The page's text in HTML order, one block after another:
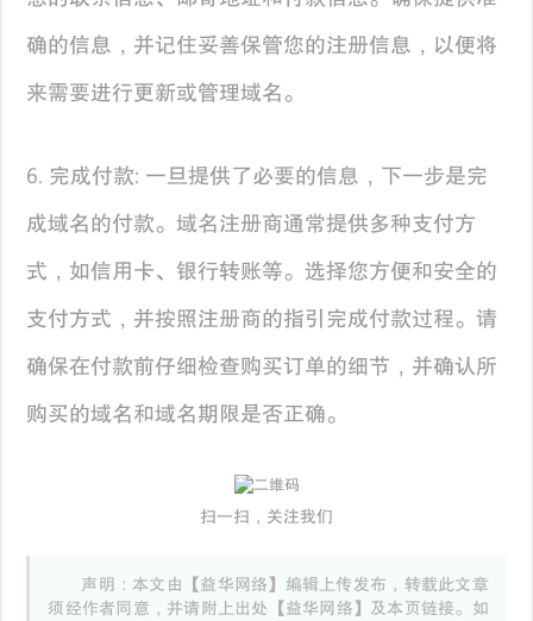
确的信息，并记住妥善保管您的注册信息，以便将
来需要进行更新或管理域名。
6. 完成付款: 一旦提供了必要的信息，下一步是完
成域名的付款。域名注册商通常提供多种支付方
式，如信用卡、银行转账等。选择您方便和安全的
支付方式，并按照注册商的指引完成付款过程。请
确保在付款前仔细检查购买订单的细节，并确认所
购买的域名和域名期限是否正确。
扫一扫，关注我们
声明：本文由【益华网络】编辑上传发布，转载此文章
须经作者同意，并请附上出处【益华网络】及本页链接。如